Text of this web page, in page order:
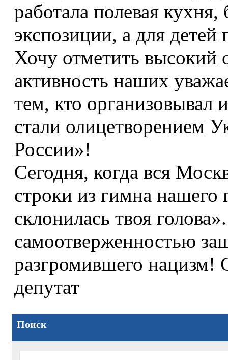
работала полевая
экспозиции, а для
Хочу отметить высокий
активность наших
тем, кто организовывал
стали олицетворением
России»!
Сегодня, когда вся
строки из гимна нашего
склонилась твоя
самоотверженностью
разгромившего
депутат
Поиск